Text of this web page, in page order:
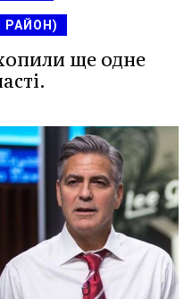
РАЙОН)
ще одне